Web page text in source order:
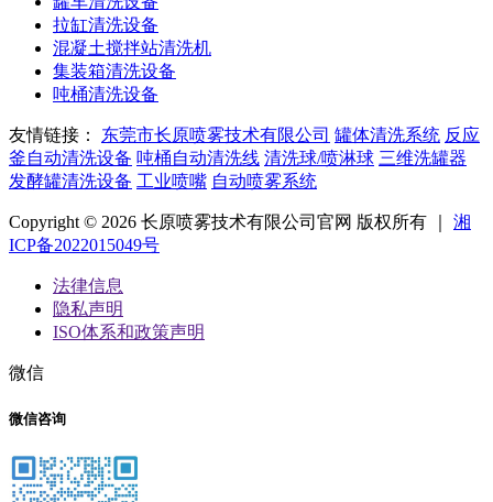
拉缸清洗设备
混凝土搅拌站清洗机
集装箱清洗设备
吨桶清洗设备
友情链接： 东莞市长原喷雾技术有限公司 罐体清洗系统 反应
釜自动清洗设备 吨桶自动清洗线 清洗球/喷淋球 三维洗罐器
发酵罐清洗设备 工业喷嘴 自动喷雾系统
Copyright © 2026 长原喷雾技术有限公司官网 版权所有 ｜ 湘
ICP备2022015049号
法律信息
隐私声明
ISO体系和政策声明
微信
微信咨询